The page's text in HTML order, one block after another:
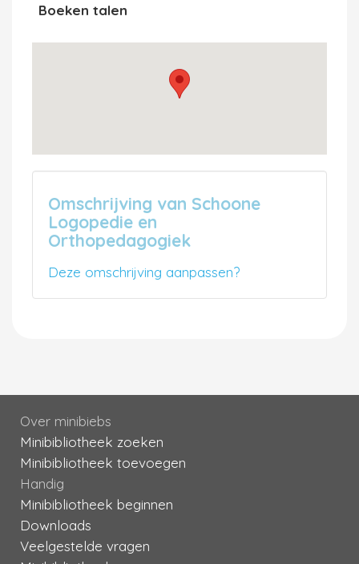
Boeken talen
Omschrijving van Schoone
Logopedie en
Orthopedagogiek
Deze omschrijving aanpassen?
Over minibiebs
Minibibliotheek zoeken
Minibibliotheek toevoegen
Handig
Minibibliotheek beginnen
Downloads
Veelgestelde vragen